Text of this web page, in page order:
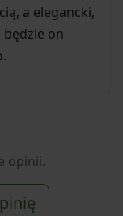
a elegancki,
on
opinii.